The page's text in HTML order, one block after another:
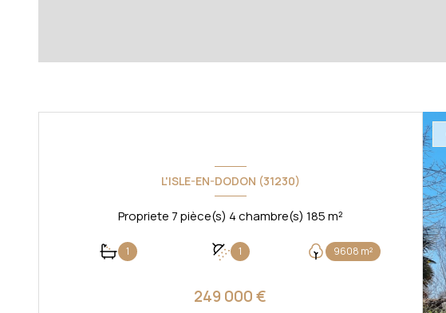
L'ISLE-EN-DODON (31230)
Propriete 7 pièce(s) 4 chambre(s) 185 m²
1 1 9608 m²
249 000 €